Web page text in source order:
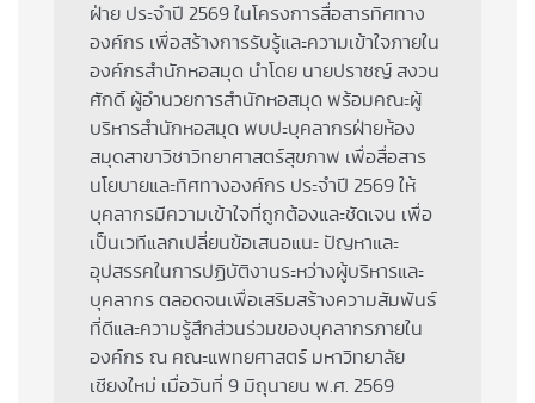
ฝ่าย ประจำปี 2569 ในโครงการสื่อสารทิศทาง
องค์กร เพื่อสร้างการรับรู้และความเข้าใจภายใน
องค์กรสำนักหอสมุด นำโดย นายปราชญ์ สงวน
ศักดิ์ ผู้อำนวยการสำนักหอสมุด พร้อมคณะผู้
บริหารสำนักหอสมุด พบปะบุคลากรฝ่ายห้อง
สมุดสาขาวิชาวิทยาศาสตร์สุขภาพ เพื่อสื่อสาร
นโยบายและทิศทางองค์กร ประจำปี 2569 ให้
บุคลากรมีความเข้าใจที่ถูกต้องและชัดเจน เพื่อ
เป็นเวทีแลกเปลี่ยนข้อเสนอแนะ ปัญหาและ
อุปสรรคในการปฏิบัติงานระหว่างผู้บริหารและ
บุคลากร ตลอดจนเพื่อเสริมสร้างความสัมพันธ์
ที่ดีและความรู้สึกส่วนร่วมของบุคลากรภายใน
องค์กร ณ คณะแพทยศาสตร์ มหาวิทยาลัย
เชียงใหม่ เมื่อวันที่ 9 มิถุนายน พ.ศ. 2569